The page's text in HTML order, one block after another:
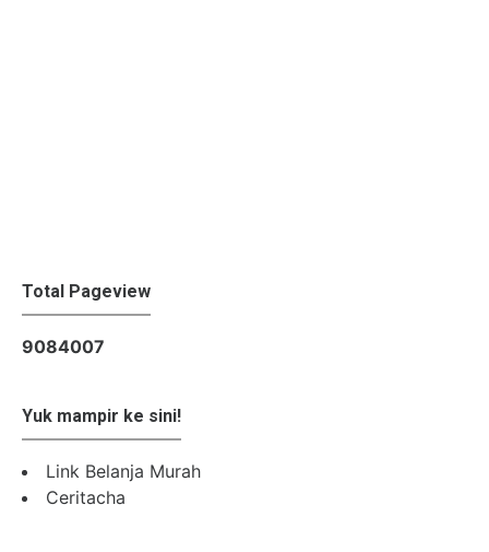
Total Pageview
9084007
Yuk mampir ke sini!
Link Belanja Murah
Ceritacha